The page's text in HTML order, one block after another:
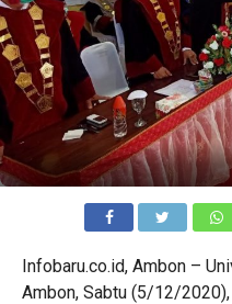
Infobaru.co.id, Ambon –
Ambon, Sabtu (5/12/